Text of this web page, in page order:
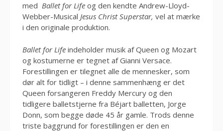
med Ballet for Life og den kendte Andrew-Lloyd-
Webber-Musical Jesus Christ Superstar, vel at mærke
i den originale produktion.
Ballet for Life indeholder musik af Queen og Mozart
og kostumerne er tegnet af Gianni Versace.
Forestillingen er tilegnet alle de mennesker, som
dør alt for tidligt – i denne sammenhæng er det
Queen forsangeren Freddy Mercury og den
tidligere balletstjerne fra Béjart balletten, Jorge
Donn, som begge døde 45 år gamle. Trods denne
triste baggrund for forestillingen er den en